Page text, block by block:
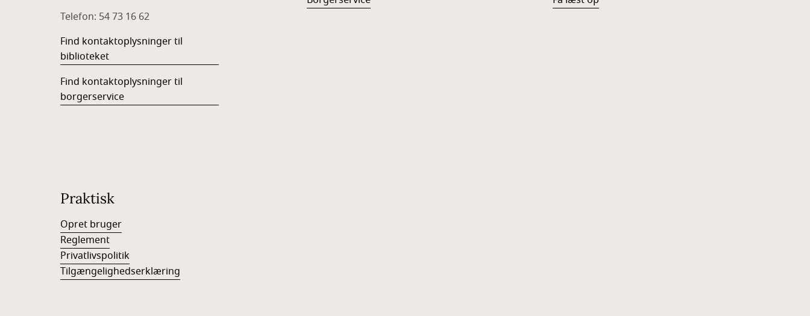
Telefon: 54 73 16 62
Find kontaktoplysninger til
biblioteket
Find kontaktoplysninger til
borgerservice
Praktisk
Opret bruger
Reglement
Privatlivspolitik
Tilgængelighedserklæring